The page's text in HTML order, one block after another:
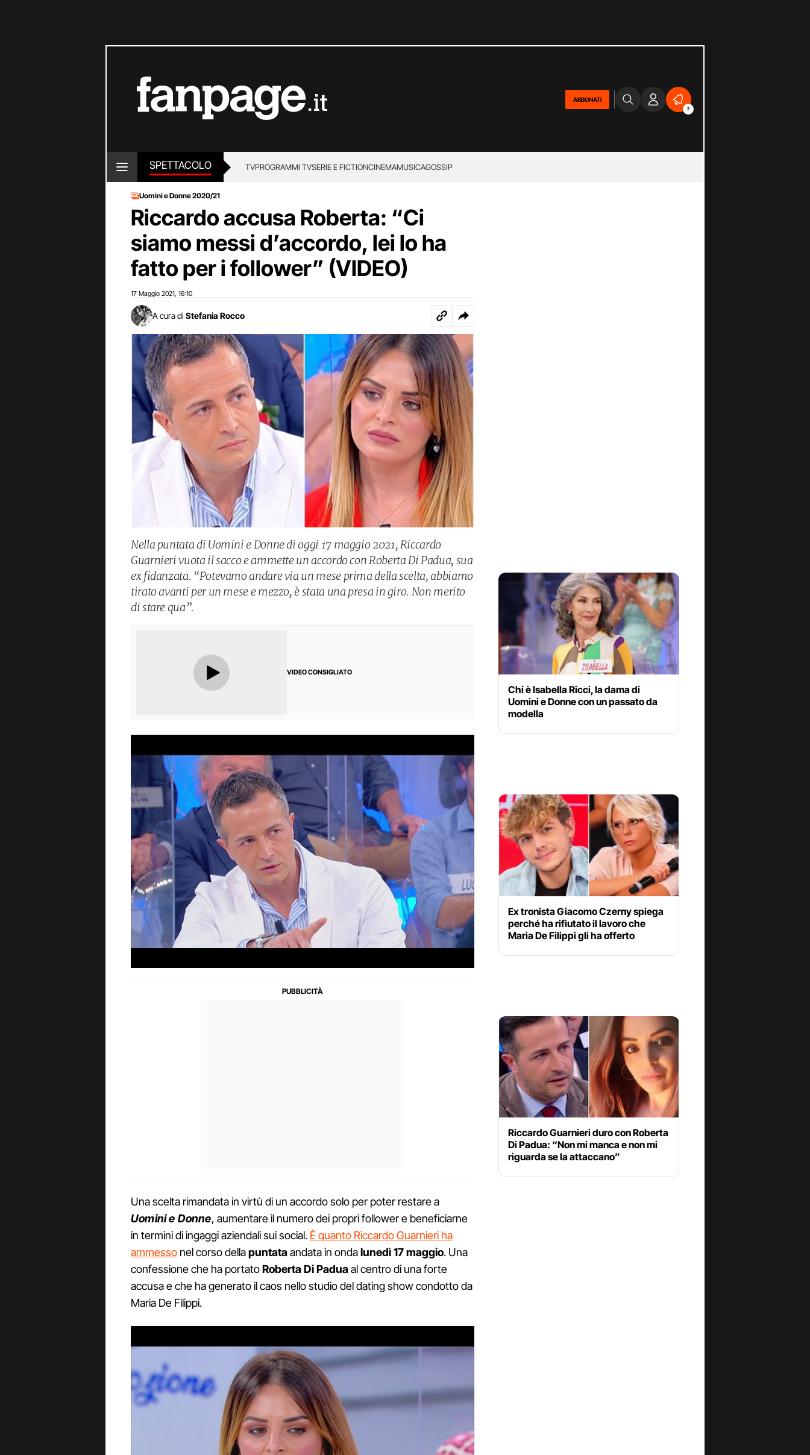
ABBONATI
2
SPETTACOLO TVPROGRAMMI TVSERIE E FICTIONCINEMAMUSICAGOSSIP
Uomini e Donne 2020/21
Riccardo accusa Roberta: “Ci
siamo messi d’accordo, lei lo ha
fatto per i follower” (VIDEO)
17 Maggio 2021 16:10
A cura di Stefania Rocco
Nella puntata di Uomini e Donne di oggi 17 maggio 2021, Riccardo
Guarnieri vuota il sacco e ammette un accordo con Roberta Di Padua, sua
ex fidanzata. “Potevamo andare via un mese prima della scelta, abbiamo
tirato avanti per un mese e mezzo, è stata una presa in giro. Non merito
di stare qua”.
VIDEO CONSIGLIATO
Una scelta rimandata in virtù di un accordo solo per poter restare a
Uomini e Donne, aumentare il numero dei propri follower e beneficiarne
in termini di ingaggi aziendali sui social. È quanto Riccardo Guarnieri ha
ammesso nel corso dellapuntataandata in ondalunedì 17 maggio. Una
confessione che ha portatoRoberta Di Paduaal centro di una forte
accusa e che ha generato il caos nello studio del dating show condotto da
Maria De Filippi.
Chi è Isabella Ricci, la dama di
Uomini e Donne con un passato da
modella
Ex tronista Giacomo Czerny spiega
perché ha rifiutato il lavoro che
Maria De Filippi gli ha offerto
Riccardo Guarnieri duro con Roberta
Di Padua: “Non mi manca e non mi
riguarda se la attaccano”